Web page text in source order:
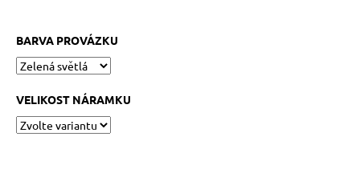
BARVA PROVÁZKU
VELIKOST NÁRAMKU
u
j
m
e